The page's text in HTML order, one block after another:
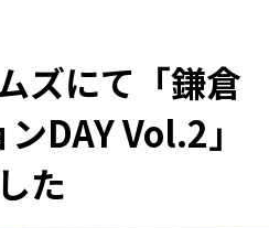
ズにて「鎌倉
DAY Vol.2」
た